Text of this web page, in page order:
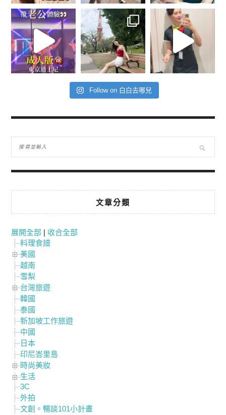
Follow on 白白去哪兒
文章分類
展開全部 | 收合全部
料理食譜
美國
越南
雪梨
台灣旅遊
韓國
泰國
新加坡工作旅遊
中國
日本
印尼峇里島
時尚美妝
生活
3C
外拍
文創。暢談101小計畫